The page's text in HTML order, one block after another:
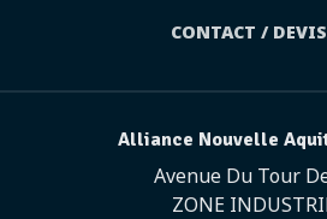
CONTACT / DEVIS
Alliance Nouvelle
Avenue Du Tour
ZONE